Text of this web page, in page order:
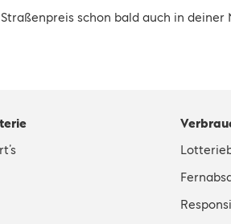
schon bald auch in deiner